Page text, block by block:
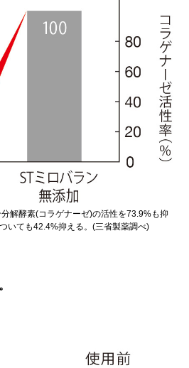
解酵素(コラゲナーゼ)の活性を73.9%も抑
いても42.4%抑える。(三省製薬調べ)